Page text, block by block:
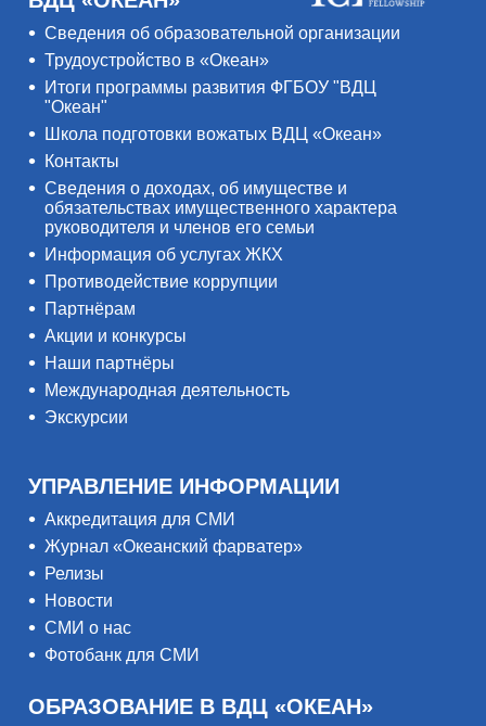
Сведения об образовательной организации
Трудоустройство в «Океан»
Итоги программы развития ФГБОУ "ВДЦ
"Океан"
Школа подготовки вожатых ВДЦ «Океан»
Контакты
Сведения о доходах, об имуществе и
обязательствах имущественного характера
руководителя и членов его семьи
Информация об услугах ЖКХ
Противодействие коррупции
Партнёрам
Акции и конкурсы
Наши партнёры
Международная деятельность
Экскурсии
УПРАВЛЕНИЕ ИНФОРМАЦИИ
Аккредитация для СМИ
Журнал «Океанский фарватер»
Релизы
Новости
СМИ о нас
Фотобанк для СМИ
ОБРАЗОВАНИЕ В ВДЦ «ОКЕАН»